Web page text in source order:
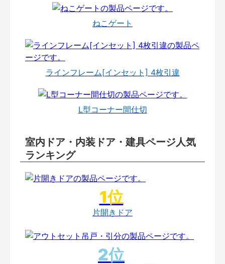
ねこゲート
ラインフレーム[インセット] 4枚引違
L型コーナー間仕切
室内ドア・内装ドア・建具ページ人気
ランキング
片開きドア